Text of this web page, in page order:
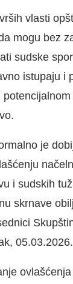
vlasti
mogu bez
sudske
istupaju i
je
i sudskih
skrnave
05.03.2026.